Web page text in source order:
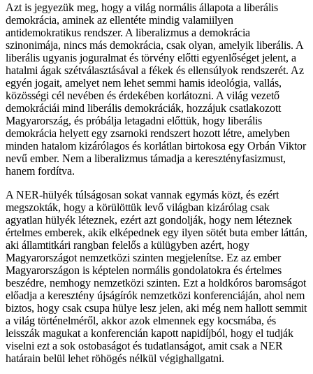
Azt is jegyezük meg, hogy a világ normális állapota a liberális
demokrácia, aminek az ellentéte mindig valamiilyen
antidemokratikus rendszer. A liberalizmus a demokrácia
szinonimája, nincs más demokrácia, csak olyan, amelyik liberális. A
liberális ugyanis joguralmat és törvény előtti egyenlőséget jelent, a
hatalmi ágak szétválasztásával a fékek és ellensúlyok rendszerét. Az
egyén jogait, amelyet nem lehet semmi hamis ideológia, vallás,
közösségi cél nevében és érdekében korlátozni. A világ vezető
demokráciái mind liberális demokráciák, hozzájuk csatlakozott
Magyarország, és próbálja letagadni előttük, hogy liberális
demokrácia helyett egy zsarnoki rendszert hozott létre, amelyben
minden hatalom kizárólagos és korlátlan birtokosa egy Orbán Viktor
nevű ember. Nem a liberalizmus támadja a keresztényfasizmust,
hanem fordítva.
A NER-hülyék túlságosan sokat vannak egymás közt, és ezért
megszokták, hogy a körülöttük levő világban kizárólag csak
agyatlan hülyék léteznek, ezért azt gondolják, hogy nem léteznek
értelmes emberek, akik elképednek egy ilyen sötét buta ember láttán,
aki államtitkári rangban felelős a külügyben azért, hogy
Magyarországot nemzetközi szinten megjelenítse. Ez az ember
Magyarországon is képtelen normális gondolatokra és értelmes
beszédre, nemhogy nemzetközi szinten. Ezt a holdkóros baromságot
előadja a keresztény újságírók nemzetközi konferenciáján, ahol nem
biztos, hogy csak csupa hülye lesz jelen, aki még nem hallott semmit
a világ történelméről, akkor azok elmennek egy kocsmába, és
leisszák magukat a konferencián kapott napidíjból, hogy el tudják
viselni ezt a sok ostobaságot és tudatlanságot, amit csak a NER
határain belül lehet röhögés nélkül végighallgatni.